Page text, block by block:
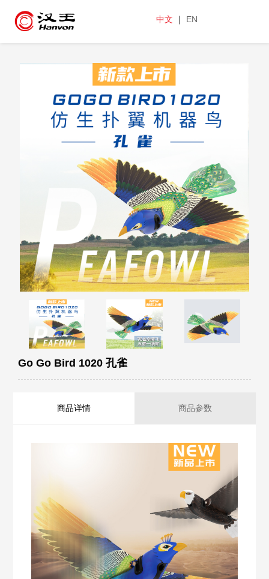
中文 ｜ EN
Go Go Bird 1020 孔雀
商品详情 商品参数